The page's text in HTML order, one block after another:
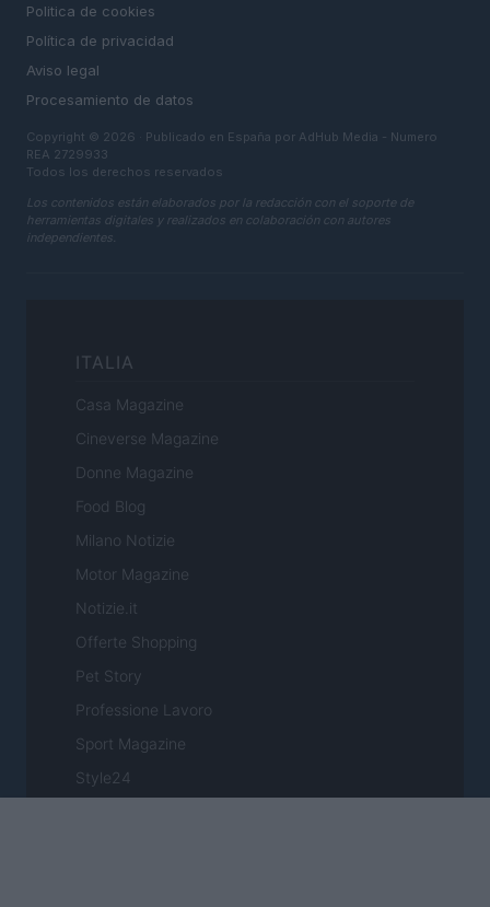
Politica de cookies
Política de privacidad
Aviso legal
Procesamiento de datos
Copyright © 2026 · Publicado en España por AdHub Media - Numero
REA 2729933
Todos los derechos reservados
Los contenidos están elaborados por la redacción con el soporte de
herramientas digitales y realizados en colaboración con autores
independientes.
ITALIA
Casa Magazine
Cineverse Magazine
Donne Magazine
Food Blog
Milano Notizie
Motor Magazine
Notizie.it
Offerte Shopping
Pet Story
Professione Lavoro
Sport Magazine
Style24